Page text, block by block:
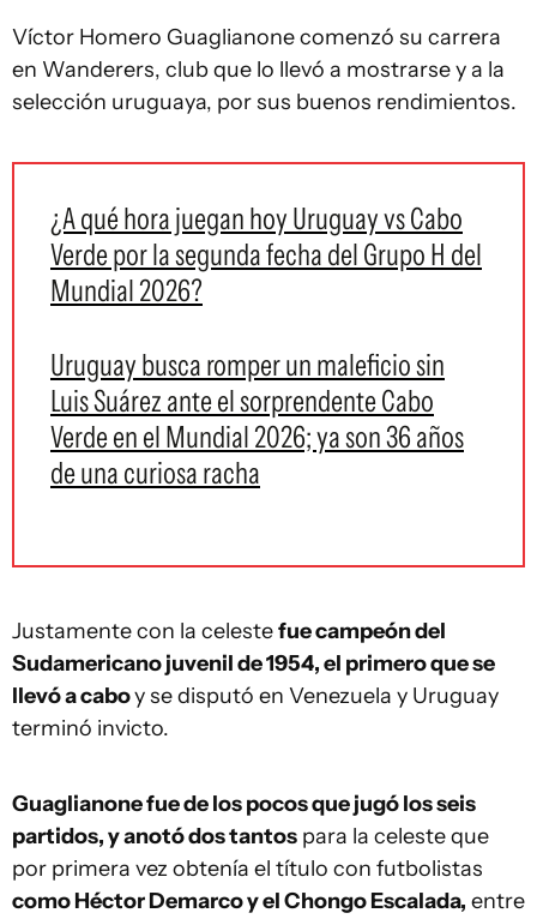
Víctor Homero Guaglianone comenzó su carrera
en Wanderers, club que lo llevó a mostrarse y a la
selección uruguaya, por sus buenos rendimientos.
¿A qué hora juegan hoy Uruguay vs Cabo
Verde por la segunda fecha del Grupo H del
Mundial 2026?
Uruguay busca romper un maleficio sin
Luis Suárez ante el sorprendente Cabo
Verde en el Mundial 2026; ya son 36 años
de una curiosa racha
Justamente con la celestefue campeón del
Sudamericano juvenil de 1954, el primero que se
llevó a caboy se disputó en Venezuela y Uruguay
terminó invicto.
Guaglianone fue de los pocos que jugó los seis
partidos, y anotó dos tantos para la celeste que
por primera vez obtenía el título con futbolistas
como Héctor Demarco y el Chongo Escalada, entre